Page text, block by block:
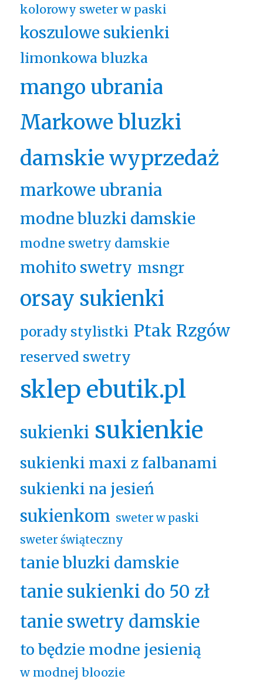
kolorowy sweter w paski
koszulowe sukienki
limonkowa bluzka
mango ubrania
Markowe bluzki
damskie wyprzedaż
markowe ubrania
modne bluzki damskie
modne swetry damskie
mohito swetry msngr
orsay sukienki
porady stylistki Ptak Rzgów
reserved swetry
sklep ebutik.pl
sukienki sukienkie
sukienki maxi z falbanami
sukienki na jesień
sukienkom sweter w paski
sweter świąteczny
tanie bluzki damskie
tanie sukienki do 50 zł
tanie swetry damskie
to będzie modne jesienią
w modnej bloozie